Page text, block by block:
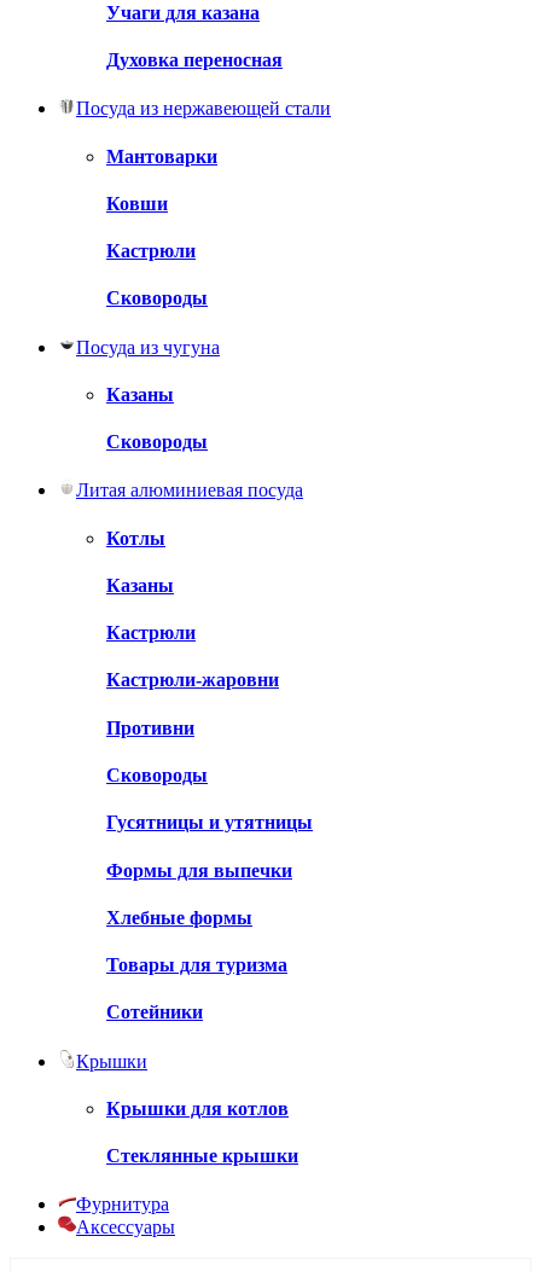
Учаги для казана
Духовка переносная
Посуда из нержавеющей стали
Мантоварки
Ковши
Кастрюли
Сковороды
Посуда из чугуна
Казаны
Сковороды
Литая алюминиевая посуда
Котлы
Казаны
Кастрюли
Кастрюли-жаровни
Противни
Сковороды
Гусятницы и утятницы
Формы для выпечки
Хлебные формы
Товары для туризма
Сотейники
Крышки
Крышки для котлов
Стеклянные крышки
Фурнитура
Аксессуары